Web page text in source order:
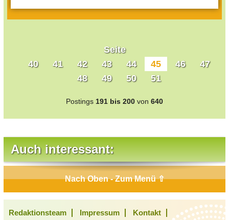
Seite
40
41 42 43 44 45 46
47
48
49 50 51
Postings 191 bis 200 von 640
Auch interessant:
Nach Oben - Zum Menü ⇧
Redaktionsteam Impressum
Kontakt